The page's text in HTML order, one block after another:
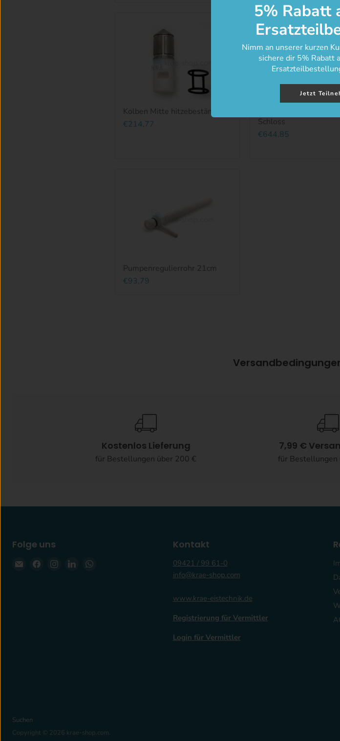
Kolben Mitte hitzebeständig
€214,77
Schloss
€644,85
Pumpenregulierrohr 21cm
€93,79
Kostenlos Lieferung
für Bestellungen über 200 €
7,99 €
für Bestellungen
Folge uns
Email
Finden Finden Finden
Kontakt
09421 / 99 61-0
info@krae-shop.com
www.krae-eistechnik.de
Registrierung für Vermittler
Login für Vermittler
Suchen
Copyright © 2026 krae-shop.com.
5% Rabatt
Nimm an unserer kurzen
sichere dir 5% Rabatt
Jetzt